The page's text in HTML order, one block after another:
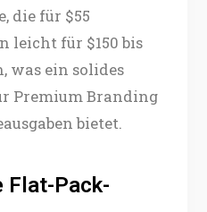
die für $55
leicht für $150 bis
was ein solides
Premium Branding
bietet.
Flat-Pack-